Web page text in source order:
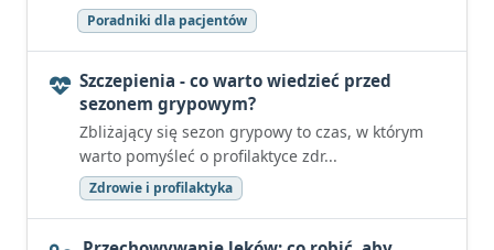
Poradniki dla pacjentów
Szczepienia - co warto wiedzieć przed
sezonem grypowym?
Zbliżający się sezon grypowy to czas, w którym
warto pomyśleć o profilaktyce zdr...
Zdrowie i profilaktyka